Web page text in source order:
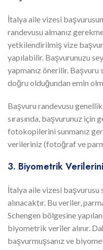
İtalya aile vizesi
randevusu almanız
yetkilendirilmiş vize
yapılabilir. Başvurunuzu
yapmanız önerilir. Başvuru
doğru olduğundan emin
Başvuru randevusu
sırasında, başvurunuz
fotokopilerini sunmanız
verileriniz (fotoğraf ve
3. Biyometrik
İtalya aile vizesi başvurusu
alınacaktır. Bu veriler,
Schengen bölgesine
biyometrik veriler alınır.
başvurmuşsanız ve